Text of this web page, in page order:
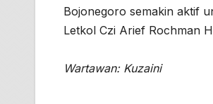
Bojonegoro semakin aktif
Letkol Czi Arief Rochman
Wartawan: Kuzaini